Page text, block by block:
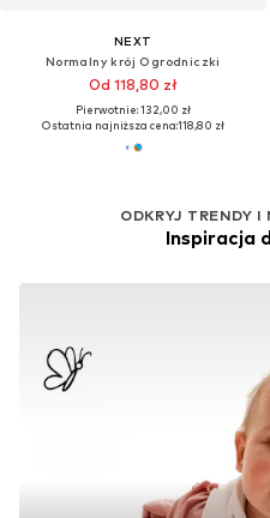
NEXT
Normalny krój Ogrodniczki
Od 118,80 zł
Pierwotnie: 132,00 zł
Ostatnia najniższa cena:118,80 zł
ODKRYJ TRENDY
Inspiracja